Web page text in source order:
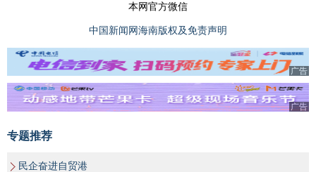
本网官方微信
中国新闻网海南版权及免责声明
广告
广告
专题推荐
民企奋进自贸港